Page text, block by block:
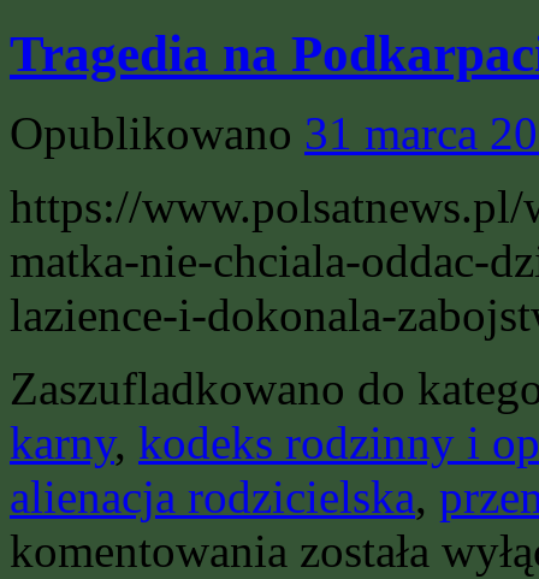
przemoc
psychiczna
–
domowa
Tragedia na
Opublikowano 31 marca
https://
matka-nie-chciala-oddac-
lazience-i-dokonala-
Zaszufladkowano do
karny, kodeks rodzinny i
alienacja rodzicielska,
komentowania
na
została